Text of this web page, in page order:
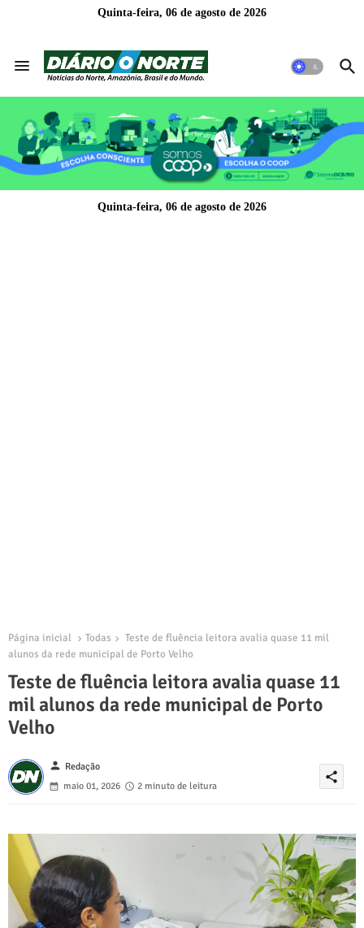
Quinta-feira, 06 de agosto de 2026
Quinta-feira, 06 de agosto de 2026
Página inicial Todas
Teste de fluência leitora avalia quase 11 mil
alunos da rede municipal de Porto Velho
Teste de fluência leitora avalia quase 11
mil alunos da rede municipal de Porto
Velho
person Redação
maio 01, 2026
2 minuto de leitura
share